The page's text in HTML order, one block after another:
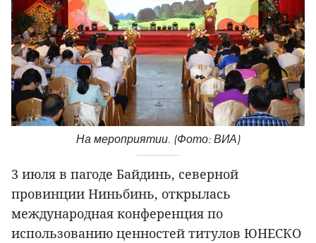
На мероприятии. (Фото: ВИА)
3 июля в пагоде Байдинь, северной
провинции Ниньбинь, открылась
международная конференция по
использованию ценностей титулов ЮНЕСКО